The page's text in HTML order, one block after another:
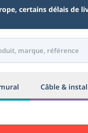
certains délais
Câble &